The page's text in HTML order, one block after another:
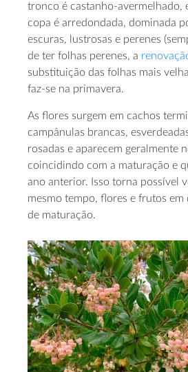
tronco é castanho-avermelhado,
copa é arredondada, dominada
escuras, lustrosas e perenes
de ter folhas perenes, a
substituição das folhas mais
faz-se na primavera.
As flores surgem em cachos
campânulas brancas,
rosadas e aparecem geralmente
coincidindo com a maturação e
ano anterior. Isso torna possível
mesmo tempo, flores e frutos em
de maturação.